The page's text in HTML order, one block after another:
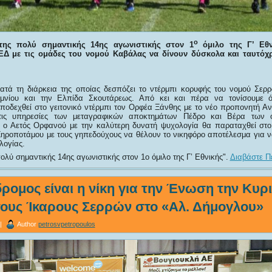
πολύ σημαντικής 14ης αγωνιστικής στον 1οόμιλο της Γ’
με τις ομάδες του νομού Καβάλας να δίνουν δύσκολα και
τη διάρκεια της οποίας δεσπόζει το ντέρμπι κορυφής του νομού
και την Ελπίδα Σκουτάρεως. Από κει και πέρα να τονίσουμε
στο γειτονικό ντέρμπι τον Ορφέα Ξάνθης με το νέο προπονητή
υπηρεσίες των μεταγραφικών αποκτημάτων Πέδρο και Βέρα των
ο Αετός Ορφανού με την καλύτερη δυνατή ψυχολογία θα παραταχθεί
με τους γηπεδούχους να θέλουν το νικηφόρο αποτέλεσμα για
σημαντικής 14ης αγωνιστικής στον 1ο όμιλο της Γ’ Εθνικής
Διαβάστε
είναι η νίκη για την Ένωση την
Ίκαρους Σερρών στο «Αλ. Δήμογλου»
Author petrosvpetropoulos